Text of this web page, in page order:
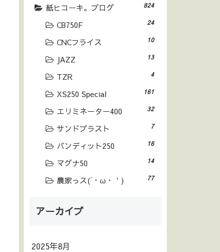
紙ヒコーキ。ブログ 824
CB750F 24
CNCフライス 10
JAZZ 13
TZR 4
XS250 Special 161
エリミネーター400 32
サンドブラスト 7
バンディット250 16
マグナ50 14
農家っス(´・ω・｀) 77
アーカイブ
2025年8月